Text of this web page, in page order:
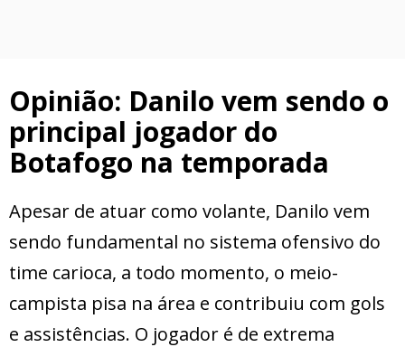
Opinião: Danilo vem sendo o
principal jogador do
Botafogo na temporada
Apesar de atuar como volante, Danilo vem
sendo fundamental no sistema ofensivo do
time carioca, a todo momento, o meio-
campista pisa na área e contribuiu com gols
e assistências. O jogador é de extrema